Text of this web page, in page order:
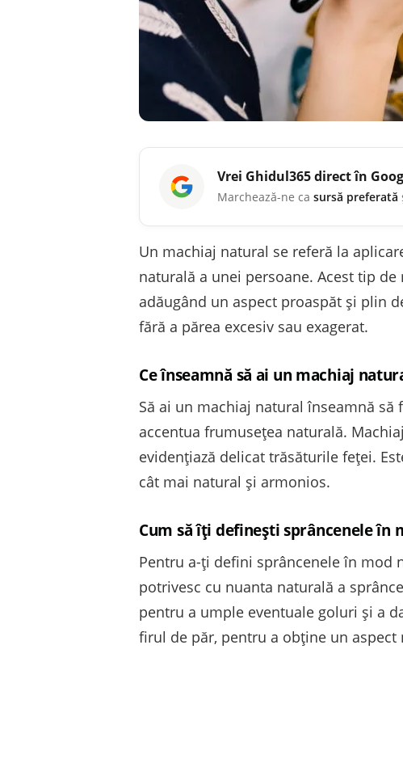
Vrei Ghidul365direct în
Marchează-ne ca sursă preferată
Un machiaj natural se referă la
naturală a unei persoane. Acest tip
adăugând un aspect proaspăt și plin
fără a părea excesiv sau exagerat.
Ce înseamnă să ai un machiaj
Să ai un machiaj natural înseamnă
accentua frumusețea naturală.
evidențiază delicat trăsăturile feței.
cât mai natural și armonios.
Cum să îți definești sprâncenele în
Pentru a-ți defini sprâncenele în mod
potrivesc cu nuanta naturală a
pentru a umple eventuale goluri și a
firul de păr, pentru a obține un aspect